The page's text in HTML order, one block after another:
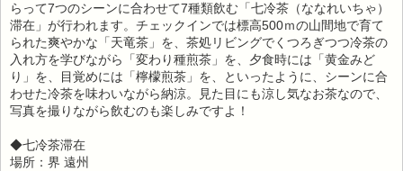
らって7つのシーンに合わせて7種類飲む「七冷茶（ななれいちゃ）
滞在」が行われます。チェックインでは標高500ｍの山間地で育て
られた爽やかな「天竜茶」を、茶処リビングでくつろぎつつ冷茶の
入れ方を学びながら「変わり種煎茶」を、夕食時には「黄金みど
り」を、目覚めには「檸檬煎茶」を、といったように、シーンに合
わせた冷茶を味わいながら納涼。見た目にも涼し気なお茶なので、
写真を撮りながら飲むのも楽しみですよ！
◆七冷茶滞在
場所：界 遠州